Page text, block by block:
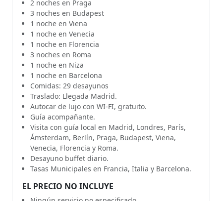
2 noches en Praga
3 noches en Budapest
1 noche en Viena
1 noche en Venecia
1 noche en Florencia
3 noches en Roma
1 noche en Niza
1 noche en Barcelona
Comidas: 29 desayunos
Traslado: Llegada Madrid.
Autocar de lujo con WI-FI, gratuito.
Guía acompañante.
Visita con guía local en Madrid, Londres, París,
Ámsterdam, Berlín, Praga, Budapest, Viena,
Venecia, Florencia y Roma.
Desayuno buffet diario.
Tasas Municipales en Francia, Italia y Barcelona.
EL PRECIO NO INCLUYE